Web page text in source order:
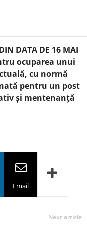
DATA DE 16 MAI
ocuparea unui
cu normă
pentru un post
și mentenanță
Email
Next article